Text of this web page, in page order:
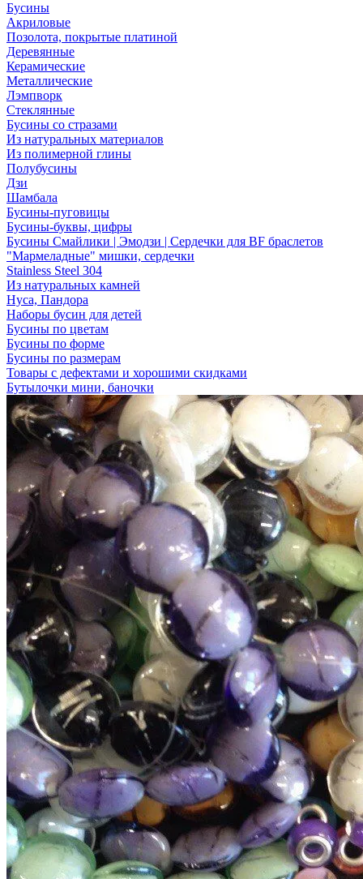
Бусины
Акриловые
Позолота, покрытые платиной
Деревянные
Керамические
Металлические
Лэмпворк
Стеклянные
Бусины со стразами
Из натуральных материалов
Из полимерной глины
Полубусины
Дзи
Шамбала
Бусины-пуговицы
Бусины-буквы, цифры
Бусины Смайлики | Эмодзи | Сердечки для BF браслетов
"Мармеладные" мишки, сердечки
Stainless Steel 304
Из натуральных камней
Нуса, Пандора
Наборы бусин для детей
Бусины по цветам
Бусины по форме
Бусины по размерам
Товары с дефектами и хорошими скидками
Бутылочки мини, баночки